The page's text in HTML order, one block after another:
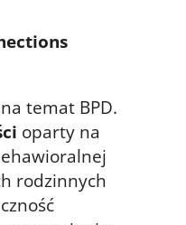
na temat BPD.
oparty na
rodzinnych